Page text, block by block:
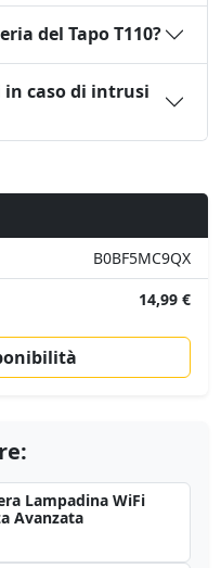
del Tapo T110?
in caso di intrusi
B0BF5MC9QX
14,99 €
Lampadina WiFi
Avanzata